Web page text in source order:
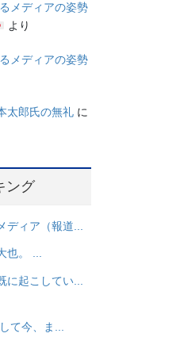
メディアの姿勢
より
メディアの姿勢
太郎氏の無礼 に
ング
ィア（報道...
也。 ...
起こしてい...
て今、ま...